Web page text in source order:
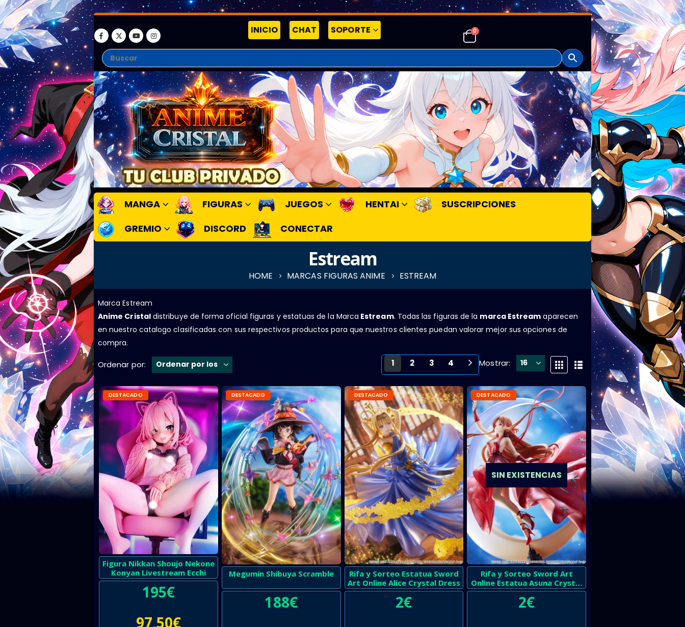
INICIO CHAT SOPORTE 0
MANGA FIGURAS JUEGOS HENTAI
SUSCRIPCIONES
GREMIO
DISCORD CONECTAR
Estream
HOME MARCAS FIGURAS ANIME ESTREAM
Marca Estream
Anime Cristaldistribuye de forma oficial figuras y estatuas de la Marca Estream. Todas las figuras de la marca Estream aparecen
en nuestro catalogo clasificadas con sus respectivos productos para que nuestros clientes puedan valorar mejor sus opciones de
compra.
Ordenar por: Mostrar:
1 2 3 4
DESTACADO
Figura Nikkan Shoujo Nekone
Konyan Livestream Ecchi
195€
97,50€
DESTACADO
Megumin Shibuya Scramble
188€
DESTACADO
Rifa y Sorteo Estatua Sword
Art Online Alice Crystal Dress
2€
DESTACADO
SIN EXISTENCIAS
Rifa y Sorteo Sword Art
Online Estatua Asuna Crystal
Dress
2€